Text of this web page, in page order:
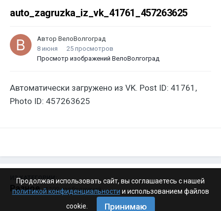
auto_zagruzka_iz_vk_41761_457263625
Автор ВелоВолгоград
8 июня
25 просмотров
Просмотр изображений ВелоВолгоград
Автоматически загружено из VK. Post ID: 41761,
Photo ID: 457263625
ИЗ КАТЕГОРИИ:
Разное · 4 199 изображений
Продолжая использовать сайт, вы соглашаетесь с нашей
политикой конфиденциальности и использованием файлов
cookie.
Принимаю